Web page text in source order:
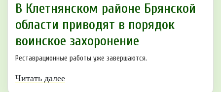
В Клетнянском районе Брянской
области приводят в порядок
воинское захоронение
Реставрационные работы уже завершаются.
Читать далее